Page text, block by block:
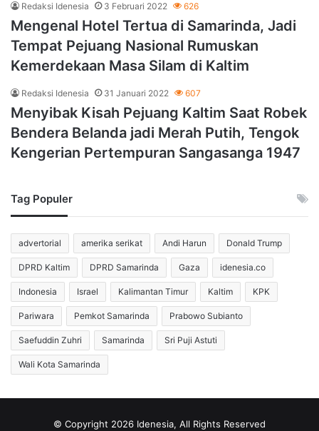
Redaksi Idenesia 3 Februari 2022 626
Mengenal Hotel Tertua di Samarinda, Jadi
Tempat Pejuang Nasional Rumuskan
Kemerdekaan Masa Silam di Kaltim
Redaksi Idenesia 31 Januari 2022 607
Menyibak Kisah Pejuang Kaltim Saat Robek
Bendera Belanda jadi Merah Putih, Tengok
Kengerian Pertempuran Sangasanga 1947
Tag Populer
advertorial amerika serikat Andi Harun Donald Trump
DPRD Kaltim DPRD Samarinda Gaza idenesia.co
Indonesia Israel Kalimantan Timur Kaltim KPK
Pariwara Pemkot Samarinda Prabowo Subianto
Saefuddin Zuhri Samarinda Sri Puji Astuti
Wali Kota Samarinda
© Copyright 2026 Idenesia, All Rights Reserved